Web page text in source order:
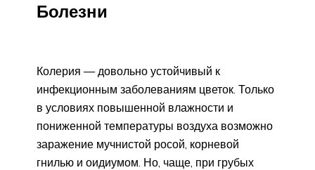
Болезни
Колерия — довольно устойчивый к
инфекционным заболеваниям цветок. Только
в условиях повышенной влажности и
пониженной температуры воздуха возможно
заражение мучнистой росой, корневой
гнилью и оидиумом. Но, чаще, при грубых